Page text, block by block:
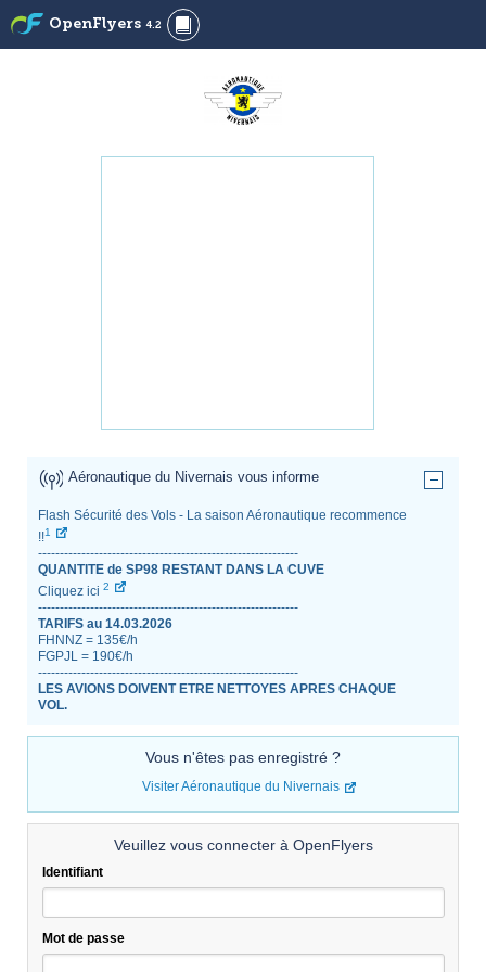
OpenFlyers 4.2
Aéronautique du Nivernais vous informe
Flash Sécurité des Vols - La saison Aéronautique recommence
!!1
------------------------------------------------------------
QUANTITE de SP98 RESTANT DANS LA CUVE
Cliquez ici 2
------------------------------------------------------------
TARIFS au 14.03.2026
FHNNZ = 135€/h
FGPJL = 190€/h
------------------------------------------------------------
LES AVIONS DOIVENT ETRE NETTOYES APRES CHAQUE
VOL.
Vous n'êtes pas enregistré ?
Visiter Aéronautique du Nivernais
Veuillez vous connecter à OpenFlyers
Identifiant
Mot de passe